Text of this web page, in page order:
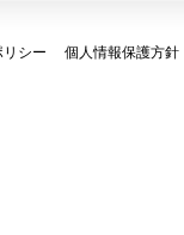
リシー
個人情報保護方針